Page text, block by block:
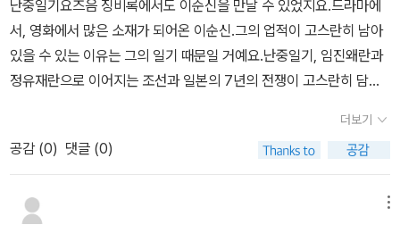
된다. 무엇보다 리더로 살아가는 사람에게는 필수 과정이기도 하다.
사람의 기억은 오류가 많다. 자신이 기억하고 싶은 것만 기억하려고
한다. 똑같이 본 사건도 시간이 흐르면서 달리 해석을 한다. 오류를 방
기록을 남겼기에 임진왜란과 정유재란의 실상을 객관적으로 살펴볼
수 있게 되었고 특히 우리 수군의 전투 능력을 다시 가다듬는 계기가
되었다. 바쁜 일과 속에서 그는 기록으로 남기는 시간을 놓치지 않았
다. 아파서 누워 있을 때조차도 한 줄의 기록을 남길 정도로 글쓰기가
몸에 밴 사람이었다. 일기를 썼기에 이순신은 영웅으로 남을 수 있었
남달리 영특하여 이 세상에 머무르게 두지 않는 것이냐. 내가 지은 죄
때문에 화가 네 몸에 미친 것이냐, 내 이제 세상에 살아 있은들 앞으로
누구에게 의지할 것인가. 너를 따라 죽어 지하에서 같이 지내고 울고
싶건만, 네 형, 네 누이, 네 어미가 의지할 곳이 없으니 아직은 참고 연
명이야 한다마는 내 마음은 죽고 형상만 남은 채 울부짖을 따름이다.
하룻밤 지내기가 한 해를 지내는 것 같구나.' - 정유년(1597년) 10월
난중일기요즈음 징비록에서도 이순신을 만날 수 있었지요.드라마에
서, 영화에서 많은 소재가 되어온 이순신.그의 업적이 고스란히 남아
있을 수 있는 이유는 그의 일기 때문일 거예요.난중일기, 임진왜란과
정유재란으로 이어지는 조선과 일본의 7년의 전쟁이 고스란히 담여
읽지는 못 했을 거예요.이순신의 마음속 기록, 난중일기를 통해 이순
신 장군이 쓴 일기를 접할 수 있었네요.저보다는 사실 중학생 딸아이
가 먼저 읽었네요. 성준이가 읽어야 하는데요~마지막으로 읽게 되네
요~중학생 딸아이 읽더니... 명량을 보여달라고 하네요.명량 영화가
더보기
공감 (0) 댓글 (0)